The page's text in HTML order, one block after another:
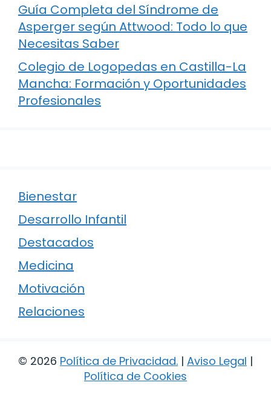
Guía Completa del Síndrome de
Asperger según Attwood: Todo lo que
Necesitas Saber
Colegio de Logopedas en Castilla-La
Mancha: Formación y Oportunidades
Profesionales
Bienestar
Desarrollo Infantil
Destacados
Medicina
Motivación
Relaciones
© 2026 Política de Privacidad. | Aviso Legal |
Política de Cookies